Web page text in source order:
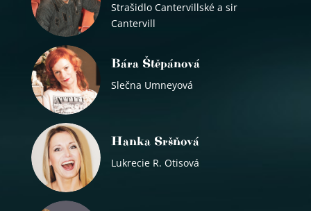
Strašidlo Cantervillské a sir
Cantervill
Bára Štěpánová
Slečna Umneyová
Hanka Sršňová
Lukrecie R. Otisová